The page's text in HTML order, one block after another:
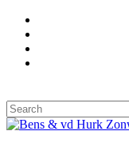
Skip
main
content
Close